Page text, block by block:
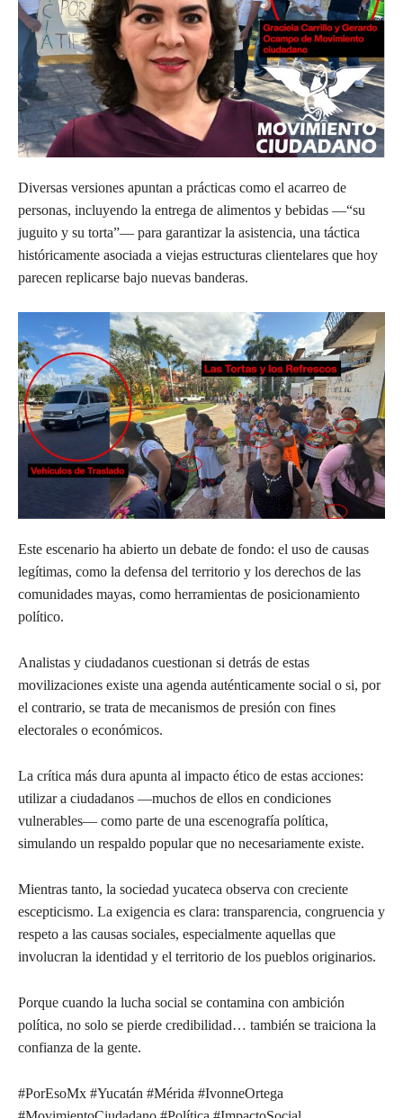
Diversas versiones apuntan a prácticas como el acarreo de
personas, incluyendo la entrega de alimentos y bebidas —“su
juguito y su torta”— para garantizar la asistencia, una táctica
históricamente asociada a viejas estructuras clientelares que hoy
parecen replicarse bajo nuevas banderas.
Este escenario ha abierto un debate de fondo: el uso de causas
legítimas, como la defensa del territorio y los derechos de las
comunidades mayas, como herramientas de posicionamiento
político.
Analistas y ciudadanos cuestionan si detrás de estas
movilizaciones existe una agenda auténticamente social o si, por
el contrario, se trata de mecanismos de presión con fines
electorales o económicos.
La crítica más dura apunta al impacto ético de estas acciones:
utilizar a ciudadanos —muchos de ellos en condiciones
vulnerables— como parte de una escenografía política,
simulando un respaldo popular que no necesariamente existe.
Mientras tanto, la sociedad yucateca observa con creciente
escepticismo. La exigencia es clara: transparencia, congruencia y
respeto a las causas sociales, especialmente aquellas que
involucran la identidad y el territorio de los pueblos originarios.
Porque cuando la lucha social se contamina con ambición
política, no solo se pierde credibilidad… también se traiciona la
confianza de la gente.
#PorEsoMx #Yucatán #Mérida #IvonneOrtega